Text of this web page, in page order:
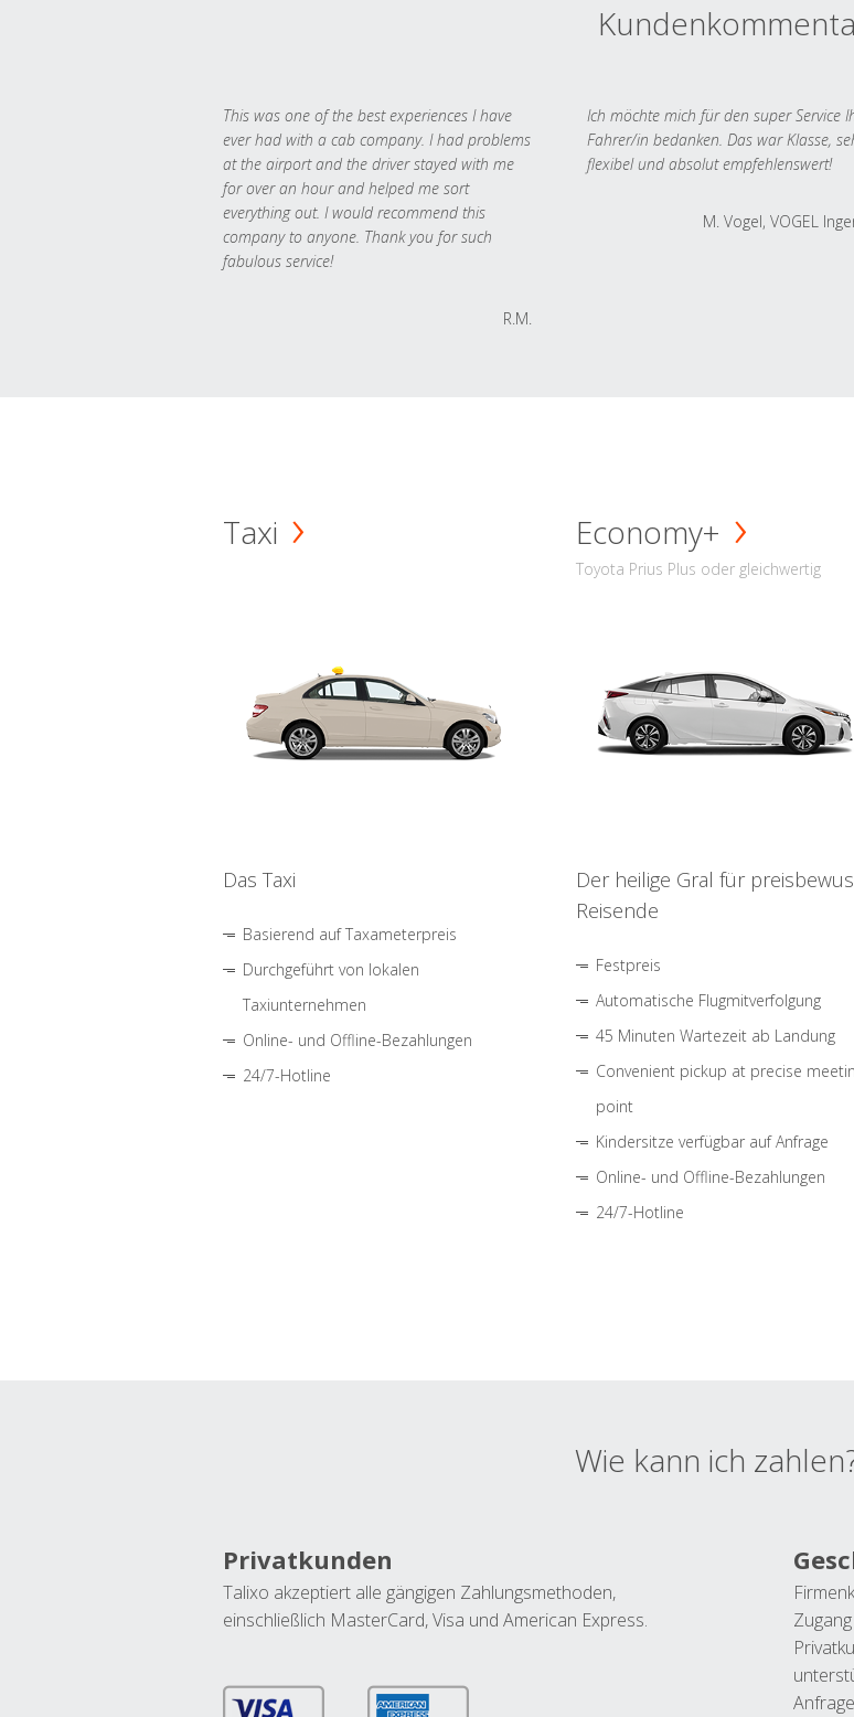
This was one of the best experiences I have
ever had with a cab company. I had problems
at the airport and the driver stayed with me
for over an hour and helped me sort
everything out. I would recommend this
company to anyone. Thank you for such
fabulous service!
R.M.
Ich möchte mich für den super Service
Fahrer/in bedanken. Das war Klasse,
flexibel und absolut empfehlenswert!
M. Vogel, VOGEL
Taxi
Das Taxi
Basierend auf Taxameterpreis
Durchgeführt von lokalen
Taxiunternehmen
Online- und Offline-Bezahlungen
24/7-Hotline
Economy+
Toyota Prius Plus oder gleichwertig
Der heilige Gral für
Reisende
Festpreis
Automatische Flugmitverfolgung
45 Minuten Wartezeit ab Landung
Convenient pickup at precise
point
Kindersitze verfügbar auf Anfrage
Online- und Offline-Bezahlungen
24/7-Hotline
Wie kann ich
Privatkunden
Talixo akzeptiert alle gängigen Zahlungsmethoden,
einschließlich MasterCard, Visa und American Express.